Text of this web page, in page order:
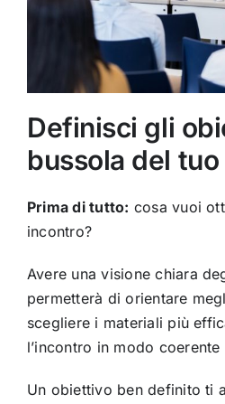
Definisci gli
bussola del
Prima di tutto: cosa vuoi
incontro?
Avere una visione chiara
permetterà di orientare
scegliere i materiali più
l’incontro in modo
Un obiettivo ben definito ti